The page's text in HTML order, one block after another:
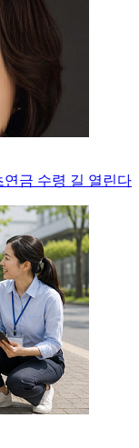
금 수령 길 열린다